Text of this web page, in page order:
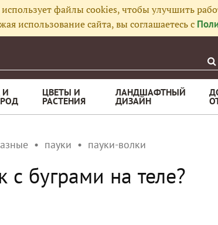
файлы cookies, чтобы улучшить
использование сайта, вы соглашаетесь с
И ЦВЕТЫ И
РАСТЕНИЯ
ЛАНДШАФТНЫЙ
ДИЗАЙН
пауки пауки-волки
с буграми на теле?